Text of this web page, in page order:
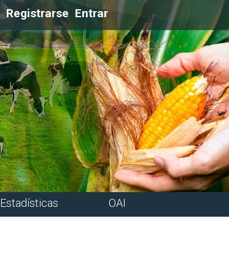
Registrarse Entrar
Estadísticas OAI